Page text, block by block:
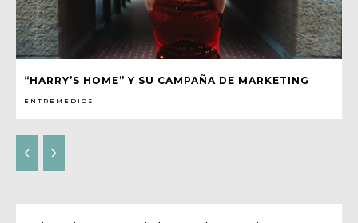
“HARRY’S HOME” Y SU CAMPAÑA DE MARKETING
ENTREMEDIOS